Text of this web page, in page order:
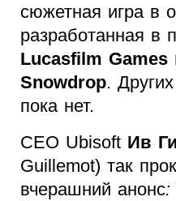
сюжетная игра в
разработанная в
Lucasfilm Games
Snowdrop.
пока нет.
CEO Ubisoft Ив
Guillemot) так
вчерашний анонс: